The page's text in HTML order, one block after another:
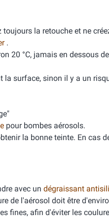
la retouche et ne
.
20 °C, jamais en dessous
la surface, sinon il y a un
pour bombes aérosols.
la bonne teinte. En cas
avec un dégraissant
de l'aérosol doit être
fines, afin d'éviter les